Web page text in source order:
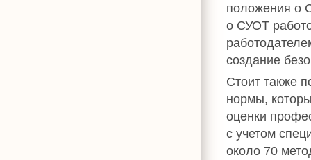
положения о
о СУОТ
создание
Стоит также
нормы,
оценки
с учетом
около 70